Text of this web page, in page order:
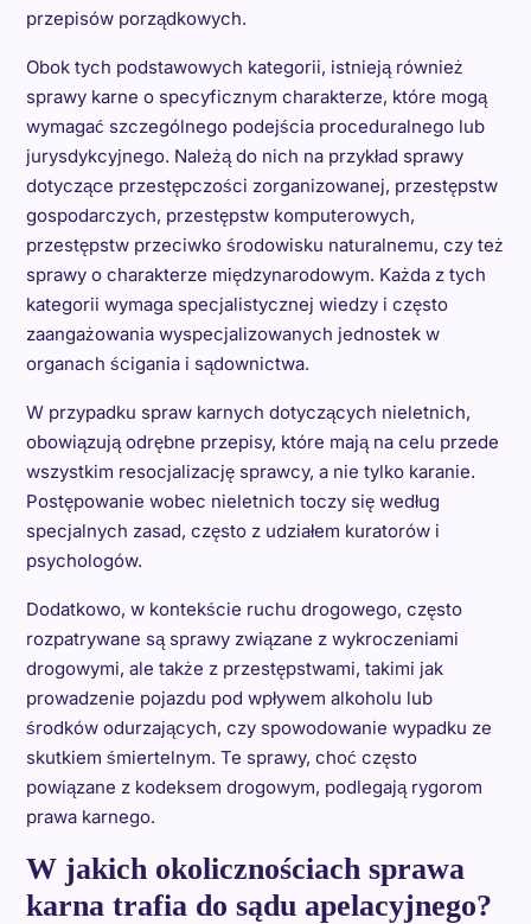
przepisów porządkowych.
Obok tych podstawowych kategorii, istnieją również
sprawy karne o specyficznym charakterze, które mogą
wymagać szczególnego podejścia proceduralnego lub
jurysdykcyjnego. Należą do nich na przykład sprawy
dotyczące przestępczości zorganizowanej, przestępstw
gospodarczych, przestępstw komputerowych,
przestępstw przeciwko środowisku naturalnemu, czy też
sprawy o charakterze międzynarodowym. Każda z tych
kategorii wymaga specjalistycznej wiedzy i często
zaangażowania wyspecjalizowanych jednostek w
organach ścigania i sądownictwa.
W przypadku spraw karnych dotyczących nieletnich,
obowiązują odrębne przepisy, które mają na celu przede
wszystkim resocjalizację sprawcy, a nie tylko karanie.
Postępowanie wobec nieletnich toczy się według
specjalnych zasad, często z udziałem kuratorów i
psychologów.
Dodatkowo, w kontekście ruchu drogowego, często
rozpatrywane są sprawy związane z wykroczeniami
drogowymi, ale także z przestępstwami, takimi jak
prowadzenie pojazdu pod wpływem alkoholu lub
środków odurzających, czy spowodowanie wypadku ze
skutkiem śmiertelnym. Te sprawy, choć często
powiązane z kodeksem drogowym, podlegają rygorom
prawa karnego.
W jakich okolicznościach sprawa
karna trafia do sądu apelacyjnego?